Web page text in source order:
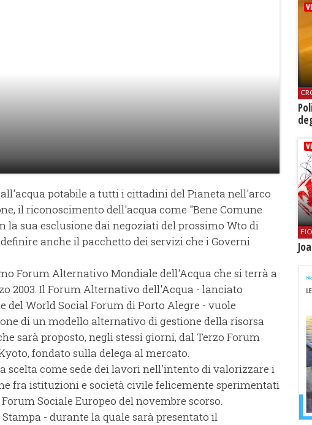
all'acqua potabile a tutti i cittadini del Pianeta nell'arco
il riconoscimento dell'acqua come "Bene Comune
la sua esclusione dai negoziati del prossimo Wto di
anche il pacchetto dei servizi che i Governi
Forum Alternativo Mondiale dell'Acqua che si terrà a
2003. Il Forum Alternativo dell'Acqua - lanciato
del World Social Forum di Porto Alegre - vuole
di un modello alternativo di gestione della risorsa
sarà proposto, negli stessi giorni, dal Terzo Forum
fondato sulla delega al mercato.
scelta come sede dei lavori nell'intento di valorizzare i
fra istituzioni e società civile felicemente sperimentati
Sociale Europeo del novembre scorso.
- durante la quale sarà presentato il